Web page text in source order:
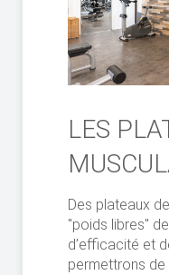
LES
Des plateaux
"poids libres"
d’efficacité et
permettrons